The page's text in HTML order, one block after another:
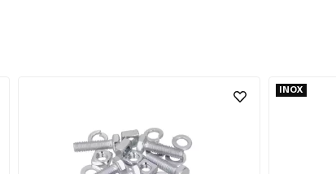
INOX